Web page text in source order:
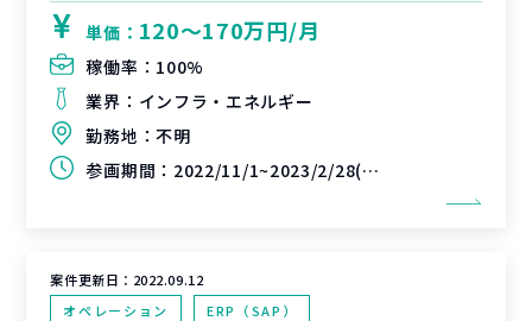
単価： 120〜170万円/月
稼働率： 100%
業界： インフラ・エネルギー
勤務地：不明
参画期間： 2022/11/1~2023/2/28(延長可能性あり)
案件更新日： 2022.09.12
オペレーション
ERP（SAP）